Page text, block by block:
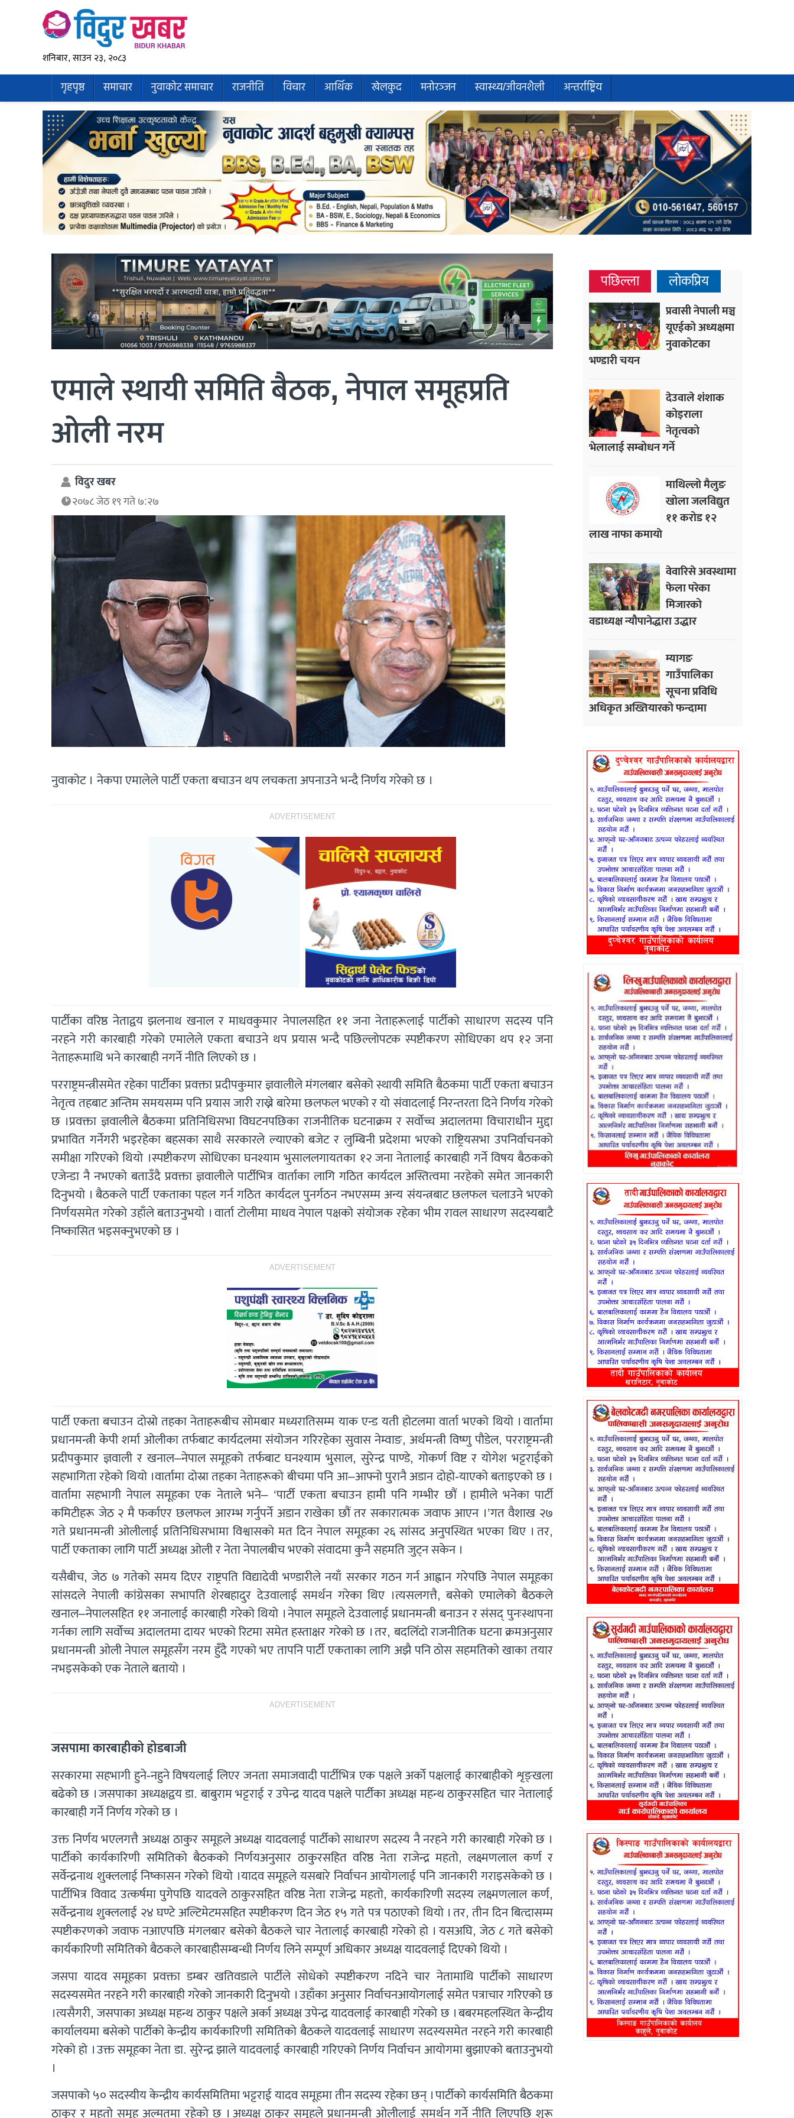
शनिबार, साउन २३, २०८३
गृहपृष्ठ समाचार नुवाकोट समाचार राजनीति विचार आर्थिक खेलकुद मनोरञ्जन स्वास्थ्य/जीवनशैली अन्तर्राष्ट्रिय
एमाले स्थायी समिति बैठक, नेपाल समूहप्रति
ओली नरम
विदुर खबर
२०७८ जेठ १९ गते ७:२७
नुवाकोट । नेकपा एमालेले पार्टी एकता बचाउन थप लचकता अपनाउने भन्दै निर्णय गरेको छ ।
ADVERTISEMENT
पार्टीका वरिष्ठ नेताद्वय झलनाथ खनाल र माधवकुमार नेपालसहित ११ जना नेताहरूलाई पार्टीको साधारण सदस्य पनि
नरहने गरी कारबाही गरेको एमालेले एकता बचाउने थप प्रयास भन्दै पछिल्लोपटक स्पष्टीकरण सोधिएका थप १२ जना
नेताहरूमाथि भने कारबाही नगर्ने नीति लिएको छ ।
परराष्ट्रमन्त्रीसमेत रहेका पार्टीका प्रवक्ता प्रदीपकुमार ज्ञवालीले मंगलबार बसेको स्थायी समिति बैठकमा पार्टी एकता बचाउन
नेतृत्व तहबाट अन्तिम समयसम्म पनि प्रयास जारी राख्ने बारेमा छलफल भएको र यो संवादलाई निरन्तरता दिने निर्णय गरेको
छ ।प्रवक्ता ज्ञवालीले बैठकमा प्रतिनिधिसभा विघटनपछिका राजनीतिक घटनाक्रम र सर्वोच्च अदालतमा विचाराधीन मुद्दा
प्रभावित गर्नेगरी भइरहेका बहसका साथै सरकारले ल्याएको बजेट र लुम्बिनी प्रदेशमा भएको राष्ट्रियसभा उपनिर्वाचनको
समीक्षा गरिएको थियो ।स्पष्टीकरण सोधिएका घनश्याम भुसाललगायतका १२ जना नेतालाई कारबाही गर्ने विषय बैठकको
एजेन्डा नै नभएको बताउँदै प्रवक्ता ज्ञवालीले पार्टीभित्र वार्ताका लागि गठित कार्यदल अस्तित्वमा नरहेको समेत जानकारी
दिनुभयो । बैठकले पार्टी एकताका पहल गर्न गठित कार्यदल पुनर्गठन नभएसम्म अन्य संयन्त्रबाट छलफल चलाउने भएको
निर्णयसमेत गरेको उहाँले बताउनुभयो । वार्ता टोलीमा माधव नेपाल पक्षको संयोजक रहेका भीम रावल साधारण सदस्यबाटै
निष्कासित भइसक्नुभएको छ ।
ADVERTISEMENT
पार्टी एकता बचाउन दोस्रो तहका नेताहरूबीच सोमबार मध्यरातिसम्म याक एन्ड यती होटलमा वार्ता भएको थियो । वार्तामा
प्रधानमन्त्री केपी शर्मा ओलीका तर्फबाट कार्यदलमा संयोजन गरिरहेका सुवास नेम्वाङ, अर्थमन्त्री विष्णु पौडेल, परराष्ट्रमन्त्री
प्रदीपकुमार ज्ञवाली र खनाल–नेपाल समूहको तर्फबाट घनश्याम भुसाल, सुरेन्द्र पाण्डे, गोकर्ण विष्ट र योगेश भट्टराईको
सहभागिता रहेको थियो ।वार्तामा दोस्रा तहका नेताहरूको बीचमा पनि आ–आफ्नो पुरानै अडान दोहो-याएको बताइएको छ ।
वार्तामा सहभागी नेपाल समूहका एक नेताले भने– ‘पार्टी एकता बचाउन हामी पनि गम्भीर छौं । हामीले भनेका पार्टी
कमिटीहरू जेठ २ मै फर्काएर छलफल आरम्भ गर्नुपर्ने अडान राखेका छौं तर सकारात्मक जवाफ आएन ।’गत वैशाख २७
गते प्रधानमन्त्री ओलीलाई प्रतिनिधिसभामा विश्वासको मत दिन नेपाल समूहका २६ सांसद अनुपस्थित भएका थिए । तर,
पार्टी एकताका लागि पार्टी अध्यक्ष ओली र नेता नेपालबीच भएको संवादमा कुनै सहमति जुट्न सकेन ।
यसैबीच, जेठ ७ गतेको समय दिएर राष्ट्रपति विद्यादेवी भण्डारीले नयाँ सरकार गठन गर्न आह्वान गरेपछि नेपाल समूहका
सांसदले नेपाली कांग्रेसका सभापति शेरबहादुर देउवालाई समर्थन गरेका थिए ।त्यसलगत्तै, बसेको एमालेको बैठकले
खनाल–नेपालसहित ११ जनालाई कारबाही गरेको थियो । नेपाल समूहले देउवालाई प्रधानमन्त्री बनाउन र संसद् पुनःस्थापना
गर्नका लागि सर्वोच्च अदालतमा दायर भएको रिटमा समेत हस्ताक्षर गरेको छ । तर, बदलिँदो राजनीतिक घटना क्रमअनुसार
प्रधानमन्त्री ओली नेपाल समूहसँग नरम हुँदै गएको भए तापनि पार्टी एकताका लागि अझै पनि ठोस सहमतिको खाका तयार
नभइसकेको एक नेताले बतायो ।
ADVERTISEMENT
जसपामा कारबाहीको होडबाजी
सरकारमा सहभागी हुने-नहुने विषयलाई लिएर जनता समाजवादी पार्टीभित्र एक पक्षले अर्को पक्षलाई कारबाहीको शृङ्खला
बढेको छ । जसपाका अध्यक्षद्वय डा. बाबुराम भट्टराई र उपेन्द्र यादव पक्षले पार्टीका अध्यक्ष महन्थ ठाकुरसहित चार नेतालाई
कारबाही गर्ने निर्णय गरेको छ ।
उक्त निर्णय भएलगत्तै अध्यक्ष ठाकुर समूहले अध्यक्ष यादवलाई पार्टीको साधारण सदस्य नै नरहने गरी कारबाही गरेको छ ।
पार्टीको कार्यकारिणी समितिको बैठकको निर्णयअनुसार ठाकुरसहित वरिष्ठ नेता राजेन्द्र महतो, लक्ष्मणलाल कर्ण र
सर्वेन्द्रनाथ शुक्ललाई निष्कासन गरेको थियो ।यादव समूहले यसबारे निर्वाचन आयोगलाई पनि जानकारी गराइसकेको छ ।
पार्टीभित्र विवाद उत्कर्षमा पुगेपछि यादवले ठाकुरसहित वरिष्ठ नेता राजेन्द्र महतो, कार्यकारिणी सदस्य लक्ष्मणलाल कर्ण,
सर्वेन्द्रनाथ शुक्ललाई २४ घण्टे अल्टिमेटमसहित स्पष्टीकरण दिन जेठ १५ गते पत्र पठाएको थियो । तर, तीन दिन बित्दासम्म
स्पष्टीकरणको जवाफ नआएपछि मंगलबार बसेको बैठकले चार नेतालाई कारबाही गरेको हो । यसअघि, जेठ ८ गते बसेको
कार्यकारिणी समितिको बैठकले कारबाहीसम्बन्धी निर्णय लिने सम्पूर्ण अधिकार अध्यक्ष यादवलाई दिएको थियो ।
जसपा यादव समूहका प्रवक्ता डम्बर खतिवडाले पार्टीले सोधेको स्पष्टीकरण नदिने चार नेतामाथि पार्टीको साधारण
सदस्यसमेत नरहने गरी कारबाही गरेको जानकारी दिनुभयो । उहाँका अनुसार निर्वाचनआयोगलाई समेत पत्राचार गरिएको छ
।त्यसैगरी, जसपाका अध्यक्ष महन्थ ठाकुर पक्षले अर्का अध्यक्ष उपेन्द्र यादवलाई कारबाही गरेको छ । बबरमहलस्थित केन्द्रीय
कार्यालयमा बसेको पार्टीको केन्द्रीय कार्यकारिणी समितिको बैठकले यादवलाई साधारण सदस्यसमेत नरहने गरी कारबाही
गरेको हो । उक्त समूहका नेता डा. सुरेन्द्र झाले यादवलाई कारबाही गरिएको निर्णय निर्वाचन आयोगमा बुझाएको बताउनुभयो
।
जसपाको ५० सदस्यीय केन्द्रीय कार्यसमितिमा भट्टराई यादव समूहमा तीन सदस्य रहेका छन् । पार्टीको कार्यसमिति बैठकमा
ठाकुर र महतो समूह अल्मतमा रहेको छ । अध्यक्ष ठाकुर समूहले प्रधानमन्त्री ओलीलाई समर्थन गर्ने नीति लिएपछि शुरू
पछिल्ला लोकप्रिय
प्रवासी नेपाली मञ्च
यूएईको अध्यक्षमा
नुवाकोटका
भण्डारी चयन
देउवाले शंशाक
कोइराला
नेतृत्वको
भेलालाई सम्बोधन गर्ने
माथिल्लो मैलुङ
खोला जलविद्युत
११ करोड १२
लाख नाफा कमायाे
वेवारिसे अवस्थामा
फेला परेका
मिजारको
वडाध्यक्ष न्यौपानेद्धारा उद्धार
म्यागङ
गाउँपालिका
सूचना प्रविधि
अधिकृत अख्तियारको फन्दामा